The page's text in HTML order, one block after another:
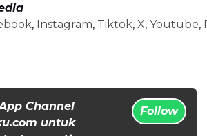
, Instagram, Tiktok, X, Youtube,
Channel
untuk
Follow